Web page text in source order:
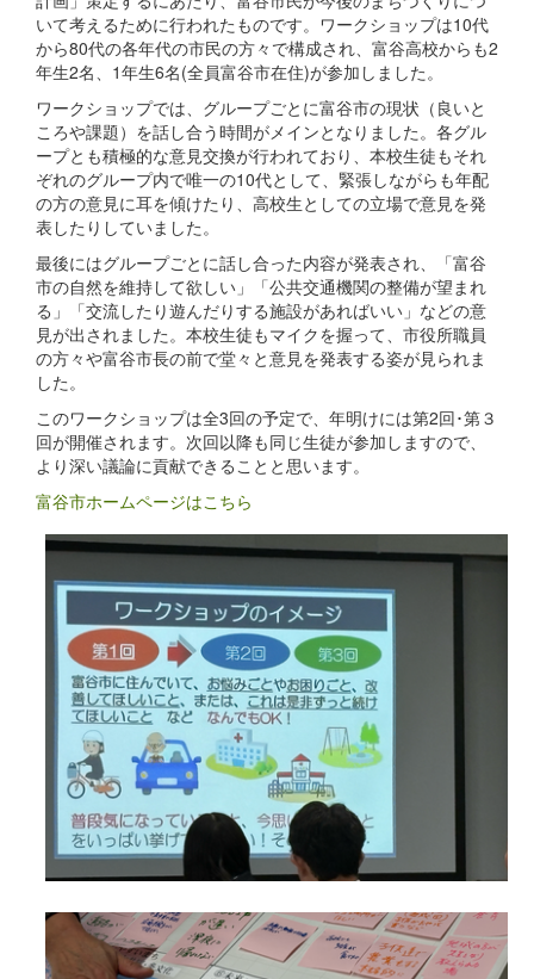
いて考えるために行われたものです。ワークショップは10代
から80代の各年代の市民の方々で構成され、富谷高校からも2
年生2名、1年生6名(全員富谷市在住)が参加しました。
ワークショップでは、グループごとに富谷市の現状（良いと
ころや課題）を話し合う時間がメインとなりました。各グル
ープとも積極的な意見交換が行われており、本校生徒もそれ
ぞれのグループ内で唯一の10代として、緊張しながらも年配
の方の意見に耳を傾けたり、高校生としての立場で意見を発
表したりしていました。
最後にはグループごとに話し合った内容が発表され、「富谷
市の自然を維持して欲しい」「公共交通機関の整備が望まれ
る」「交流したり遊んだりする施設があればいい」などの意
見が出されました。本校生徒もマイクを握って、市役所職員
の方々や富谷市長の前で堂々と意見を発表する姿が見られま
した。
このワークショップは全3回の予定で、年明けには第2回･第３
回が開催されます。次回以降も同じ生徒が参加しますので、
より深い議論に貢献できることと思います。
富谷市ホームページはこちら